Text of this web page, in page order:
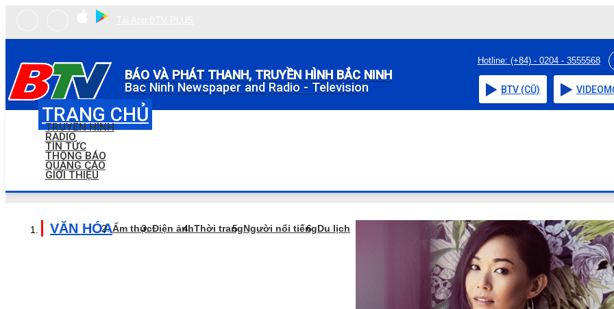
BÁO VÀ PHÁT THANH, TRUYỀN HÌNH BẮC NINH
Bac Ninh Newspaper and Radio - Television
Hotline: (+84) - 0204 - 3555568
BTV (CŨ) VIDEO
TRANG CHỦ
TRUYỀN HÌNH
RADIO
TIN TỨC
THÔNG BÁO
QUẢNG CÁO
GIỚI THIỆU
VĂN HÓAẨm thựcĐiện ảnhThời trangNgười nổi tiếngDu lịch